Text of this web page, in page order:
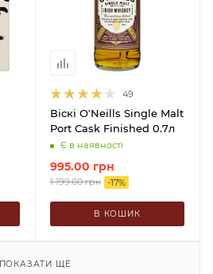
49
Віскі O'Neills Single Malt
Port Cask Finished 0.7л
Є в наявності
995.00 грн
1 199.00грн -17%
В КОШИК
ПОКАЗАТИ ЩЕ